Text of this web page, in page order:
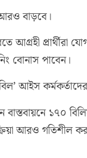
বাড়বে।
প্রার্থীরা
বোনাস পাবেন।
আইস
১৭০
আরও